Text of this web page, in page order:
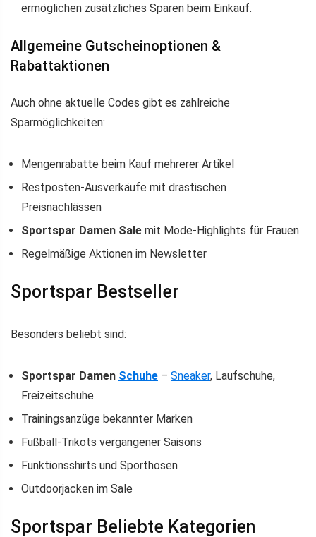
ermöglichen zusätzliches Sparen beim Einkauf.
Allgemeine Gutscheinoptionen &
Rabattaktionen
Auch ohne aktuelle Codes gibt es zahlreiche
Sparmöglichkeiten:
Mengenrabatte beim Kauf mehrerer Artikel
Restposten-Ausverkäufe mit drastischen
Preisnachlässen
Sportspar Damen Sale mit Mode-Highlights für Frauen
Regelmäßige Aktionen im Newsletter
Sportspar Bestseller
Besonders beliebt sind:
Sportspar Damen Schuhe – Sneaker, Laufschuhe,
Freizeitschuhe
Trainingsanzüge bekannter Marken
Fußball-Trikots vergangener Saisons
Funktionsshirts und Sporthosen
Outdoorjacken im Sale
Sportspar Beliebte Kategorien